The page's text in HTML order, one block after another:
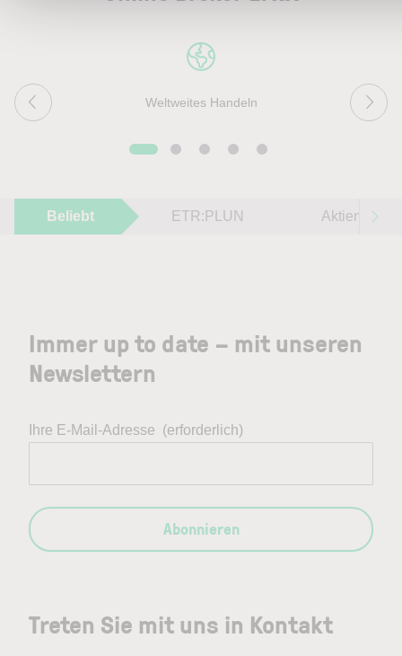
Weltweites Handeln
Beliebt ETR:PLUN Aktien im
Treten Sie mit uns in Kontakt
Immer up to date – mit unseren
Newslettern
Ihre E-Mail-Adresse (erforderlich)
Abonnieren